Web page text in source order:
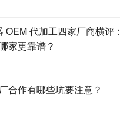
OEM 代加工四家厂商横评：
家更靠谱？
合作有哪些坑要注意？